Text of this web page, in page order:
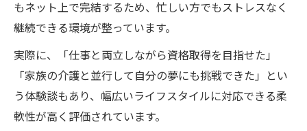
もネット上で完結するため、忙しい方でもストレスなく
継続できる環境が整っています。
実際に、「仕事と両立しながら資格取得を目指せた」
「家族の介護と並行して自分の夢にも挑戦できた」とい
う体験談もあり、幅広いライフスタイルに対応できる柔
軟性が高く評価されています。